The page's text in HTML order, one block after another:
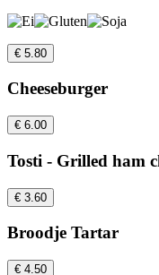
€ 5.80
Cheeseburger
€ 6.00
Tosti - Grilled ham
€ 3.60
Broodje Tartar
€ 4.50